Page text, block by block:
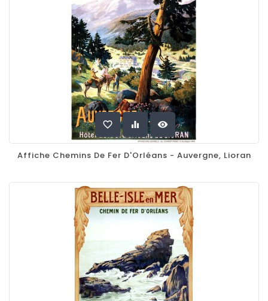
favorite_border equalizer visibility
Affiche Chemins De Fer D'Orléans - Auvergne, Lioran